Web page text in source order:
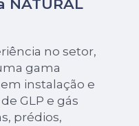
NATURAL
no setor,
gama
instalação e
GLP e gás
prédios,